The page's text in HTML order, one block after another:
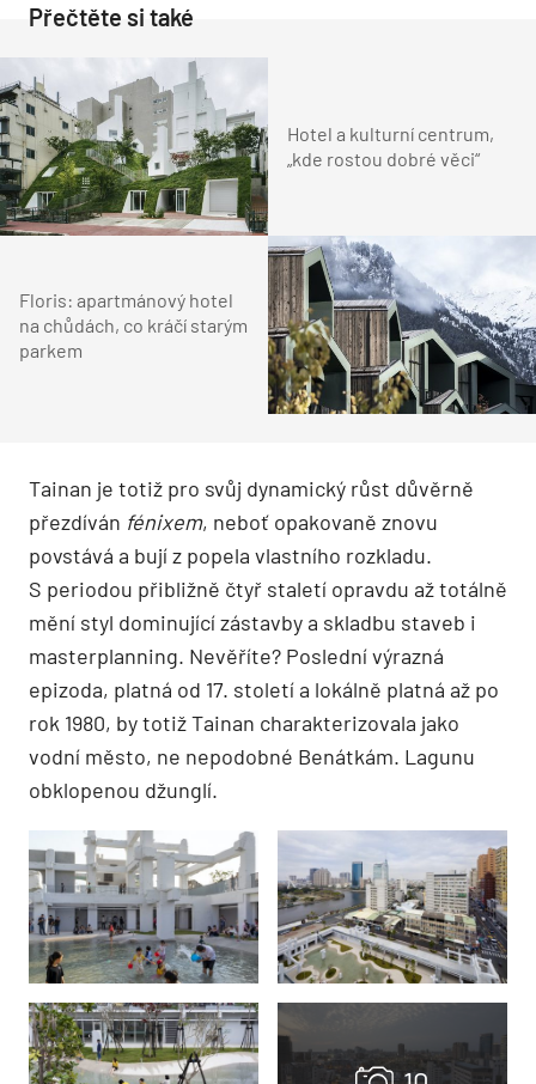
Přečtěte si také
Hotel a kulturní centrum,
„kde rostou dobré věci“
Floris: apartmánový hotel
na chůdách, co kráčí starým
parkem
Tainan je totiž pro svůj dynamický růst důvěrně
přezdíván fénixem, neboť opakovaně znovu
povstává a bují z popela vlastního rozkladu.
S periodou přibližně čtyř staletí opravdu až totálně
mění styl dominující zástavby a skladbu staveb i
masterplanning. Nevěříte? Poslední výrazná
epizoda, platná od 17. století a lokálně platná až po
rok 1980, by totiž Tainan charakterizovala jako
vodní město, ne nepodobné Benátkám. Lagunu
obklopenou džunglí.